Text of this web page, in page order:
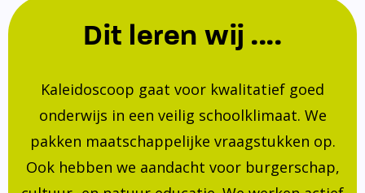
Dit leren wij ....
Kaleidoscoop gaat voor kwalitatief goed
onderwijs in een veilig schoolklimaat. We
pakken maatschappelijke vraagstukken op.
Ook hebben we aandacht voor burgerschap,